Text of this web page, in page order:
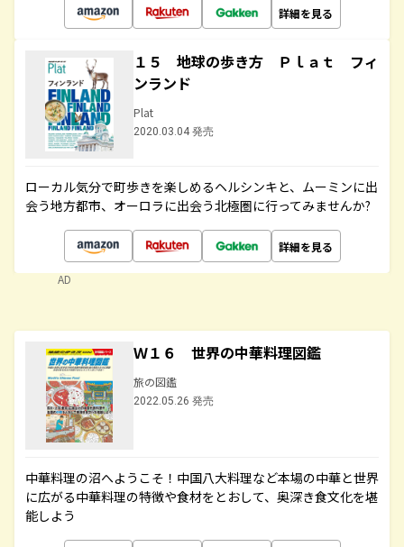
詳細を見る
１５ 地球の歩き方 Ｐｌａｔ フィ
ンランド
Plat
2020.03.04 発売
ローカル気分で町歩きを楽しめるヘルシンキと、ムーミンに出
会う地方都市、オーロラに出会う北極圏に行ってみませんか?
詳細を見る
AD
Ｗ１６ 世界の中華料理図鑑
旅の図鑑
2022.05.26 発売
中華料理の沼へようこそ！中国八大料理など本場の中華と世界
に広がる中華料理の特徴や食材をとおして、奥深き食文化を堪
能しよう